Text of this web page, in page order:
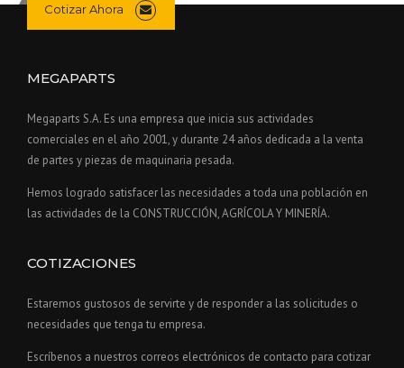
Cotizar Ahora
MEGAPARTS
Megaparts S.A. Es una empresa que inicia sus actividades
comerciales en el año 2001, y durante 24 años dedicada a la venta
de partes y piezas de maquinaria pesada.
Hemos logrado satisfacer las necesidades a toda una población en
las actividades de la CONSTRUCCIÓN, AGRÍCOLA Y MINERÍA.
COTIZACIONES
Estaremos gustosos de servirte y de responder a las solicitudes o
necesidades que tenga tu empresa.
Escríbenos a nuestros correos electrónicos de contacto para cotizar